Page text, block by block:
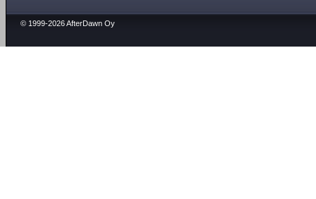
© 1999-2026 AfterDawn Oy